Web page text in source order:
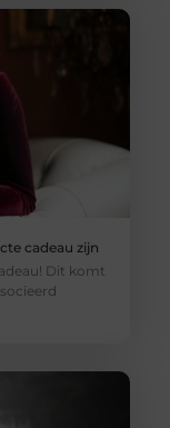
cadeau zijn
Dit komt